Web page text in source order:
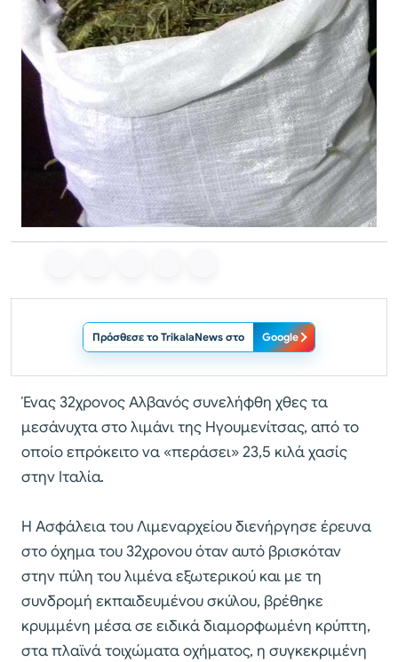
Πρόσθεσε το TrikalaNews στο Google
Ένας 32χρονος Αλβανός συνελήφθη χθες τα
μεσάνυχτα στο λιμάνι της Ηγουμενίτσας, από το
οποίο επρόκειτο να «περάσει» 23,5 κιλά χασίς
στην Ιταλία.
Η Ασφάλεια του Λιμεναρχείου διενήργησε έρευνα
στο όχημα του 32χρονου όταν αυτό βρισκόταν
στην πύλη του λιμένα εξωτερικού και με τη
συνδρομή εκπαιδευμένου σκύλου, βρέθηκε
κρυμμένη μέσα σε ειδικά διαμορφωμένη κρύπτη,
στα πλαϊνά τοιχώματα οχήματος, η συγκεκριμένη